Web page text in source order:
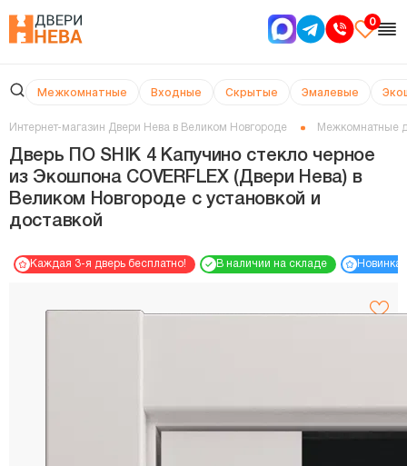
0
Межкомнатные Входные Скрытые Эмалевые
Интернет-магазин Двери Нева в Великом Новгороде Межкомнатные
Дверь ПО SHIK 4 Капучино стекло черное
из Экошпона COVERFLEX (Двери Нева) в
Великом Новгороде с установкой и
доставкой
Каждая 3-я дверь бесплатно! В наличии на складе Новинка